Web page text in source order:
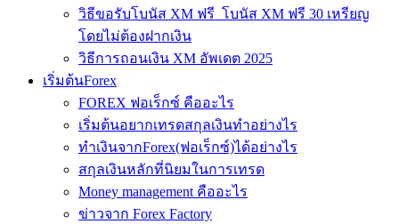
วิธีขอรับโบนัส XM ฟรี โบนัส XM ฟรี 30 เหรียญ
โดยไม่ต้องฝากเงิน
วิธีการถอนเงิน XM อัพเดต 2025
เริ่มต้นForex
FOREX ฟอเร็กซ์ คืออะไร
เริ่มต้นอยากเทรดสกุลเงินทำอย่างไร
ทำเงินจากForex(ฟอเร็กซ์)ได้อย่างไร
สกุลเงินหลักที่นิยมในการเทรด
Money management คืออะไร
ข่าวจาก Forex Factory